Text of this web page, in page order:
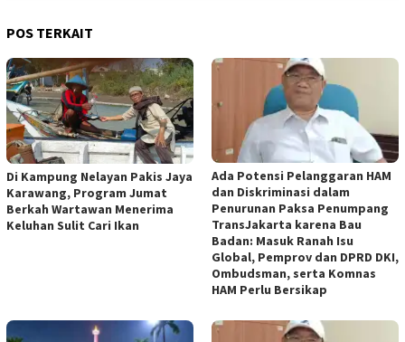
POS TERKAIT
Di Kampung Nelayan Pakis Jaya
Karawang, Program Jumat
Berkah Wartawan Menerima
Keluhan Sulit Cari Ikan
Ada Potensi Pelanggaran HAM
dan Diskriminasi dalam
Penurunan Paksa Penumpang
TransJakarta karena Bau
Badan: Masuk Ranah Isu
Global, Pemprov dan DPRD DKI,
Ombudsman, serta Komnas
HAM Perlu Bersikap